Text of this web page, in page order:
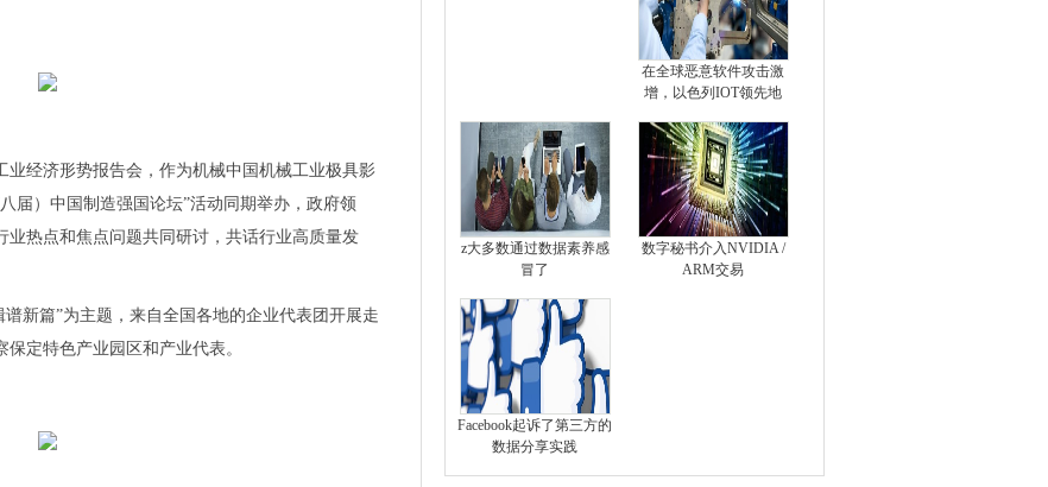
WORLD大会，超纯工艺获嘉宾点赞
低渗透率的破局点在哪里？
动推出系列新品
再次助力TOPCon电池效率提升！
，高频科技超纯水工艺助行业提质减负
业经济形势报告会，作为机械中国机械工业极具影
届）中国制造强国论坛”活动同期举办，政府领
热点和焦点问题共同研讨，共话行业高质量发
新篇”为主题，来自全国各地的企业代表团开展走
定特色产业园区和产业代表。
在全球恶意软件攻击激
增，以色列IOT领先地
z大多数通过数据素养感
冒了
数字秘书介入NVIDIA /
ARM交易
Facebook起诉了第三方的
数据分享实践